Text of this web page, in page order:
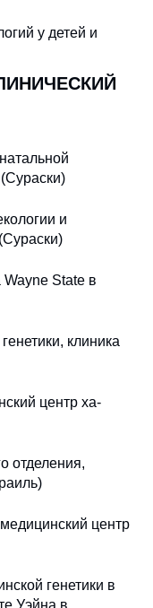
у детей и
и
State в
клиника
центр ха-
отделения,
центр
генетики в
Уэйна в